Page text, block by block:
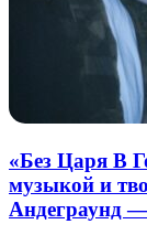
«Без Царя В
музыкой и
Андеграунд